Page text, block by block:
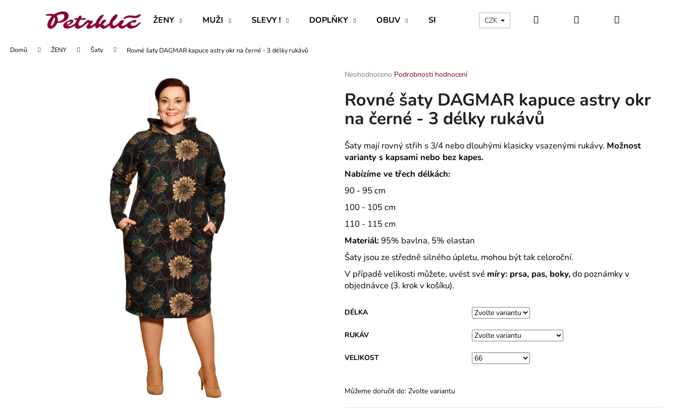
ŽENY MUŽI SLEVY ! DOPLŇKY OBUV SPECIÁLNÍ KATEGORIE Kontakty - máte nějaký dotaz?
CZK Hledat PřihlášeníNákupní
Domů ŽENY Šaty Rovné šaty DAGMAR kapuce astry okr na černé - 3 délky rukávů
Průměrné
produktu
je
z
hvězdiček.
Neohodnoceno Podrobnosti hodnocení
Rovné šaty DAGMAR kapuce astry okr
na černé - 3 délky rukávů
Šaty mají rovný střih s 3/4 nebo dlouhými klasicky vsazenými rukávy. Možnost
varianty s kapsami nebo bez kapes.
Nabízíme ve třech délkách:
90 - 95 cm
100 - 105 cm
110 - 115 cm
Materiál: 95% bavlna, 5% elastan
Šaty jsou ze středně silného úpletu, mohou být tak celoroční.
V případě velikosti můžete, uvést své míry: prsa, pas, boky,do poznámky v
objednávce (3. krok v košíku).
DÉLKA
RUKÁV
VELIKOST
Můžeme doručit do: Zvolte variantu
Zpět
obchodu
Zpět
obchodu
Co potřebujete najít?
HLEDAT
MAJKA TEXTILNÍ KŮŽE - JEDNODUCHÝ ROVNÝ TEPLÁKOVÝ KABÁT -